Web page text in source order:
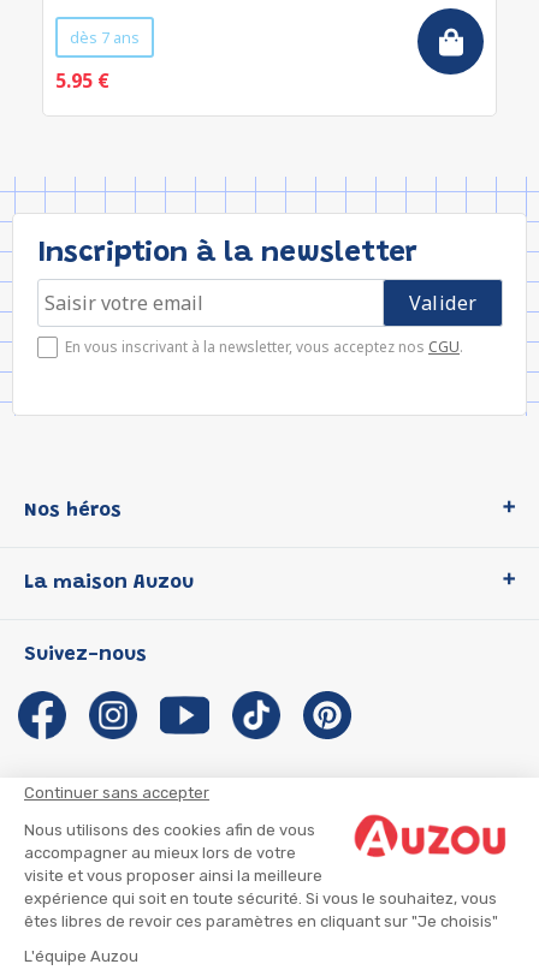
Continuer sans accepter
Nous utilisons des cookies afin de vous
accompagner au mieux lors de votre
visite et vous proposer ainsi la meilleure
expérience qui soit en toute sécurité. Si vous le souhaitez, vous
êtes libres de revoir ces paramètres en cliquant sur "Je choisis"
L'équipe Auzou
dès 7 ans
5.95 €
Inscription à la newsletter
En vous inscrivant à la newsletter, vous acceptez nos CGU.
Nos héros
P'tit Loup
Les Influenceuses
Migali
Petite Taupe
La maison Auzou
Notre histoire
Auzou s'engage
Auteurs et illustrateurs Auzou
Suivre mon colis
Infos consommateur
Suivez-nous
CGU
CGV
Mentions légales